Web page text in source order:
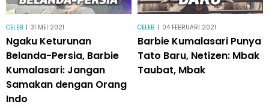
CELEB | 31 MEI 2021
Ngaku Keturunan
Belanda-Persia, Barbie
Kumalasari: Jangan
Samakan dengan Orang
Indo
CELEB | 04 FEBRUARI 2021
Barbie Kumalasari Punya
Tato Baru, Netizen: Mbak
Taubat, Mbak